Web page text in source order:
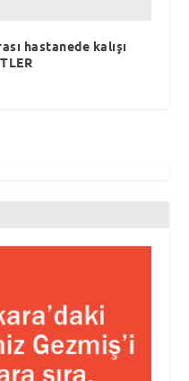
hastanede kalışı